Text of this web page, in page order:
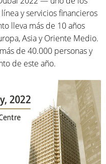
y servicios financieros
lleva más de 10 años
Asia y Oriente Medio.
de 40.000 personas y
de este año.